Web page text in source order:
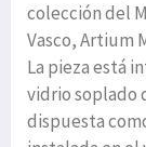
colección del
Vasco, Artium
La pieza está
vidrio soplado
dispuesta